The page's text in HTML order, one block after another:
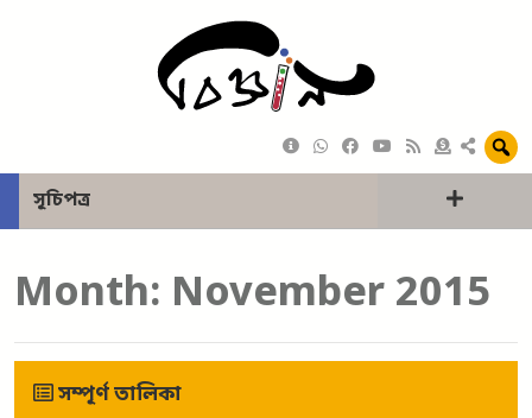
সূচিপত্র
Month: November 2015
সম্পূর্ণ তালিকা